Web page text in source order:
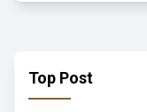
Top Post